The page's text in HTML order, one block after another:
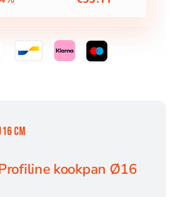
CM
kookpan Ø16